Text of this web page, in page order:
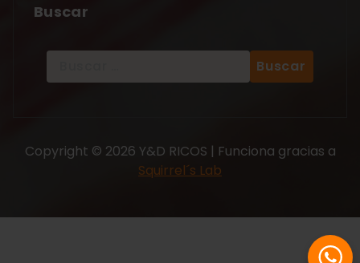
Buscar
Copyright © 2026 Y&D RICOS | Funciona gracias a
Squirrel´s Lab